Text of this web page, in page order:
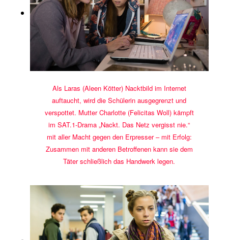
Als Laras (Aleen Kötter) Nacktbild im Internet
auftaucht, wird die Schülerin ausgegrenzt und
verspottet. Mutter Charlotte (Felicitas Woll) kämpft
im SAT.1-Drama „Nackt. Das Netz vergisst nie.“
mit aller Macht gegen den Erpresser – mit Erfolg:
Zusammen mit anderen Betroffenen kann sie dem
Täter schließlich das Handwerk legen.